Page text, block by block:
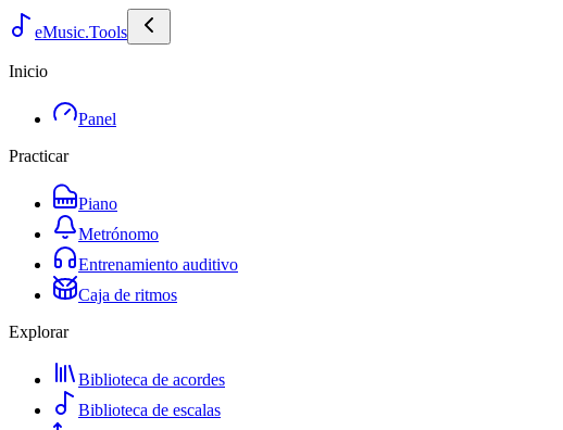
eMusic.Tools
Inicio
Panel
Practicar
Piano
Metrónomo
Entrenamiento auditivo
Caja de ritmos
Explorar
Biblioteca de acordes
Biblioteca de escalas